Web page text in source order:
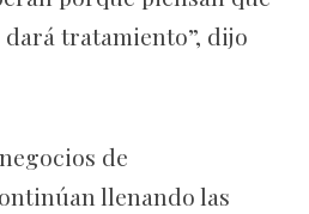
tratamiento”, dijo
de
llenando las